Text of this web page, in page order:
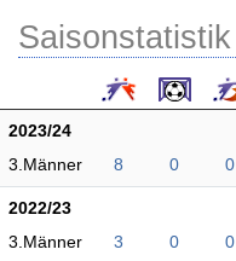
Saisonstatistik
2023/24
3.Männer
8 0 0
2022/23
3.Männer
3 0 0